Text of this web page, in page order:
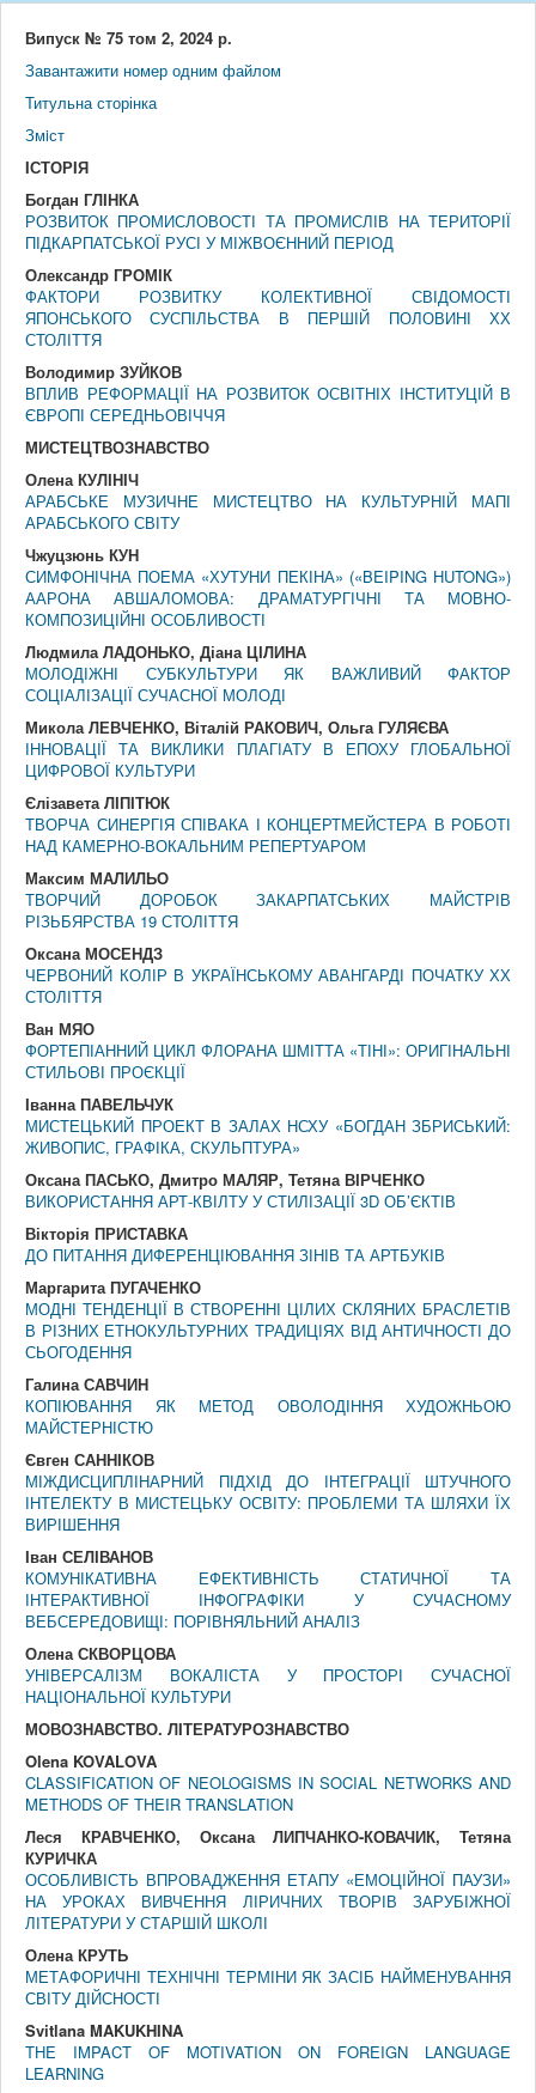
Випуск № 75 том 2, 2024 р.
Завантажити номер одним файлом
Титульна сторінка
Змiст
IСТОРIЯ
Богдан ГЛІНКА
РОЗВИТОК ПРОМИСЛОВОСТІ ТА ПРОМИСЛІВ НА ТЕРИТОРІЇ
ПІДКАРПАТСЬКОЇ РУСІ У МІЖВОЄННИЙ ПЕРІОД
Олександр ГРОМІК
ФАКТОРИ РОЗВИТКУ КОЛЕКТИВНОЇ СВІДОМОСТІ
ЯПОНСЬКОГО СУСПІЛЬСТВА В ПЕРШІЙ ПОЛОВИНІ ХХ
СТОЛІТТЯ
Володимир ЗУЙКОВ
ВПЛИВ РЕФОРМАЦІЇ НА РОЗВИТОК ОСВІТНІХ ІНСТИТУЦІЙ В
ЄВРОПІ СЕРЕДНЬОВІЧЧЯ
МИСТЕЦТВОЗНАВСТВО
Олена КУЛІНІЧ
АРАБСЬКЕ МУЗИЧНЕ МИСТЕЦТВО НА КУЛЬТУРНІЙ МАПІ
АРАБСЬКОГО СВІТУ
Чжуцзюнь КУН
СИМФОНІЧНА ПОЕМА «ХУТУНИ ПЕКІНА» («BEIPING HUTONG»)
ААРОНА АВШАЛОМОВА: ДРАМАТУРГІЧНІ ТА МОВНО-
КОМПОЗИЦІЙНІ ОСОБЛИВОСТІ
Людмила ЛАДОНЬКО, Діана ЦІЛИНА
МОЛОДІЖНІ СУБКУЛЬТУРИ ЯК ВАЖЛИВИЙ ФАКТОР
СОЦІАЛІЗАЦІЇ СУЧАСНОЇ МОЛОДІ
Микола ЛЕВЧЕНКО, Віталій РАКОВИЧ, Ольга ГУЛЯЄВА
ІННОВАЦІЇ ТА ВИКЛИКИ ПЛАГІАТУ В ЕПОХУ ГЛОБАЛЬНОЇ
ЦИФРОВОЇ КУЛЬТУРИ
Єлізавета ЛІПІТЮК
ТВОРЧА СИНЕРГІЯ СПІВАКА І КОНЦЕРТМЕЙСТЕРА В РОБОТІ
НАД КАМЕРНО-ВОКАЛЬНИМ РЕПЕРТУАРОМ
Максим МАЛИЛЬО
ТВОРЧИЙ ДОРОБОК ЗАКАРПАТСЬКИХ МАЙСТРІВ
РІЗЬБЯРСТВА 19 СТОЛІТТЯ
Оксана МОСЕНДЗ
ЧЕРВОНИЙ КОЛІР В УКРАЇНСЬКОМУ АВАНГАРДІ ПОЧАТКУ ХХ
СТОЛІТТЯ
Ван МЯО
ФОРТЕПІАННИЙ ЦИКЛ ФЛОРАНА ШМІТТА «ТІНІ»: ОРИГІНАЛЬНІ
СТИЛЬОВІ ПРОЄКЦІЇ
Іванна ПАВЕЛЬЧУК
МИСТЕЦЬКИЙ ПРОЕКТ В ЗАЛАХ НСХУ «БОГДАН ЗБРИСЬКИЙ:
ЖИВОПИС, ГРАФІКА, СКУЛЬПТУРА»
Оксана ПАСЬКО, Дмитро МАЛЯР, Тетяна ВІРЧЕНКО
ВИКОРИСТАННЯ АРТ-КВІЛТУ У СТИЛІЗАЦІЇ 3D ОБ’ЄКТІВ
Вікторія ПРИСТАВКА
ДО ПИТАННЯ ДИФЕРЕНЦІЮВАННЯ ЗІНІВ ТА АРТБУКІВ
Маргарита ПУГАЧЕНКО
МОДНІ ТЕНДЕНЦІЇ В СТВОРЕННІ ЦІЛИХ СКЛЯНИХ БРАСЛЕТІВ
В РІЗНИХ ЕТНОКУЛЬТУРНИХ ТРАДИЦІЯХ ВІД АНТИЧНОСТІ ДО
СЬОГОДЕННЯ
Галина САВЧИН
КОПІЮВАННЯ ЯК МЕТОД ОВОЛОДІННЯ ХУДОЖНЬОЮ
МАЙСТЕРНІСТЮ
Євген САННІКОВ
МІЖДИСЦИПЛІНАРНИЙ ПІДХІД ДО ІНТЕГРАЦІЇ ШТУЧНОГО
ІНТЕЛЕКТУ В МИСТЕЦЬКУ ОСВІТУ: ПРОБЛЕМИ ТА ШЛЯХИ ЇХ
ВИРІШЕННЯ
Іван СЕЛІВАНОВ
КОМУНІКАТИВНА ЕФЕКТИВНІСТЬ СТАТИЧНОЇ ТА
ІНТЕРАКТИВНОЇ ІНФОГРАФІКИ У СУЧАСНОМУ
ВЕБСЕРЕДОВИЩІ: ПОРІВНЯЛЬНИЙ АНАЛІЗ
Олена СКВОРЦОВА
УНІВЕРСАЛІЗМ ВОКАЛІСТА У ПРОСТОРІ СУЧАСНОЇ
НАЦІОНАЛЬНОЇ КУЛЬТУРИ
МОВОЗНАВСТВО. ЛIТЕРАТУРОЗНАВСТВО
Olena KOVALOVA
CLASSIFICATION OF NEOLOGISMS IN SOCIAL NETWORKS AND
METHODS OF THEIR TRANSLATION
Леся КРАВЧЕНКО, Оксана ЛИПЧАНКО-КОВАЧИК, Тетяна
КУРИЧКА
ОСОБЛИВІСТЬ ВПРОВАДЖЕННЯ ЕТАПУ «ЕМОЦІЙНОЇ ПАУЗИ»
НА УРОКАХ ВИВЧЕННЯ ЛІРИЧНИХ ТВОРІВ ЗАРУБІЖНОЇ
ЛІТЕРАТУРИ У СТАРШІЙ ШКОЛІ
Олена КРУТЬ
МЕТАФОРИЧНІ ТЕХНІЧНІ ТЕРМІНИ ЯК ЗАСІБ НАЙМЕНУВАННЯ
СВІТУ ДІЙСНОСТІ
Svitlana MAKUKHINA
THE IMPACT OF MOTIVATION ON FOREIGN LANGUAGE
LEARNING